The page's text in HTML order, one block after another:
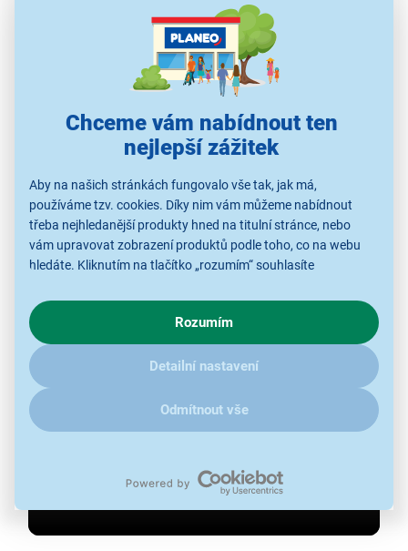
Chceme vám nabídnout ten
nejlepší zážitek
Aby na našich stránkách fungovalo vše tak, jak má,
používáme tzv. cookies. Díky nim vám můžeme nabídnout
třeba nejhledanější produkty hned na titulní stránce, nebo
vám upravovat zobrazení produktů podle toho, co na webu
hledáte. Kliknutím na tlačítko „rozumím“ souhlasíte
chování na webu pro zobrazení cílených reklam. Pokud vás
zajímají detaily, jak u nás s cookies a dalšími údaji pracujeme,
kliknětesem.
Rozumím
Detailní nastavení
Odmítnout vše
Výdrž, na kterou se můžete
spolehnout
Se 2 Li-ion bateriemi s kapacitou 3 000 mAh a
napětím 25,9 V, které najdete v balení, zvládne
vysavač až110minutovýprovoz. Nabízí tak
skutečnou volnost pohybu bez kabelů. Zásluhou